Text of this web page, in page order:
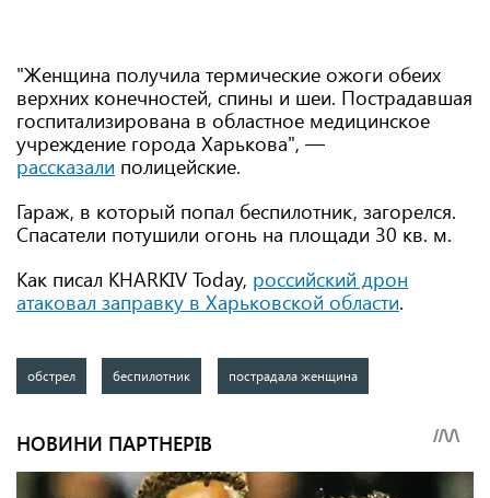
"Женщина получила термические ожоги обеих
верхних конечностей, спины и шеи. Пострадавшая
госпитализирована в областное медицинское
учреждение города Харькова", —
рассказали полицейские.
Гараж, в который попал беспилотник, загорелся.
Спасатели потушили огонь на площади 30 кв. м.
Как писал KHARKIV Today, российский дрон
атаковал заправку в Харьковской области.
обстрел беспилотник пострадала женщина